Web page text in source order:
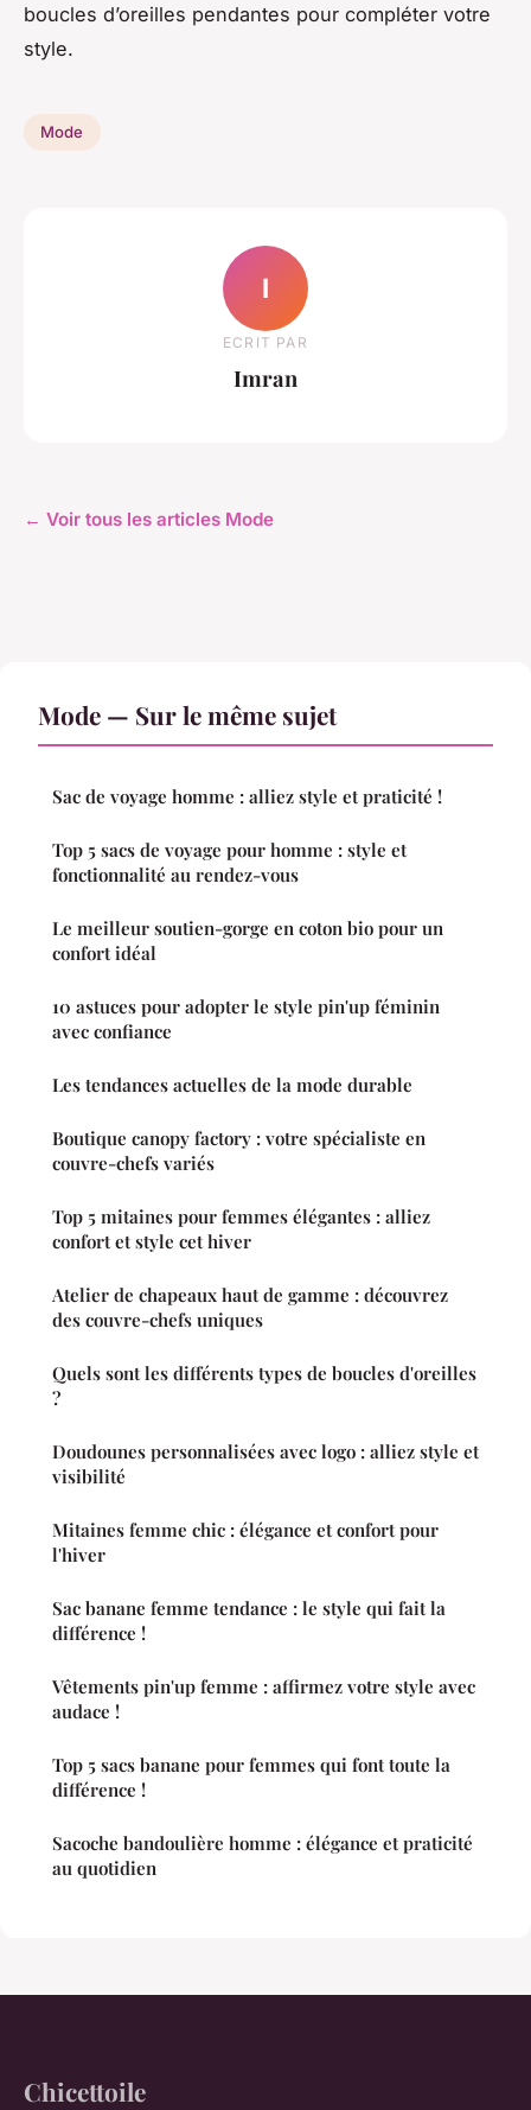
boucles d’oreilles pendantes pour compléter votre
style.
Mode
I
ECRIT PAR
Imran
← Voir tous les articles Mode
Mode — Sur le même sujet
Sac de voyage homme : alliez style et praticité !
Top 5 sacs de voyage pour homme : style et
fonctionnalité au rendez-vous
Le meilleur soutien-gorge en coton bio pour un
confort idéal
10 astuces pour adopter le style pin'up féminin
avec confiance
Les tendances actuelles de la mode durable
Boutique canopy factory : votre spécialiste en
couvre-chefs variés
Top 5 mitaines pour femmes élégantes : alliez
confort et style cet hiver
Atelier de chapeaux haut de gamme : découvrez
des couvre-chefs uniques
Quels sont les différents types de boucles d'oreilles
?
Doudounes personnalisées avec logo : alliez style et
visibilité
Mitaines femme chic : élégance et confort pour
l'hiver
Sac banane femme tendance : le style qui fait la
différence !
Vêtements pin'up femme : affirmez votre style avec
audace !
Top 5 sacs banane pour femmes qui font toute la
différence !
Sacoche bandoulière homme : élégance et praticité
au quotidien
Chicettoile